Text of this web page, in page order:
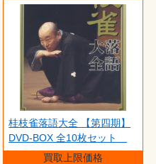
桂枝雀落語大全 【第四期】
DVD-BOX 全10枚セット
買取上限価格